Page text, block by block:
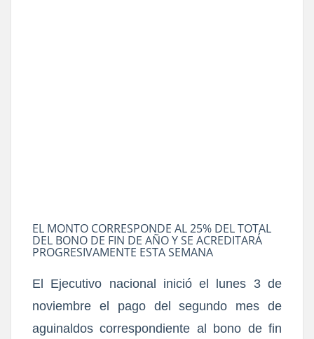
EL MONTO CORRESPONDE AL 25% DEL TOTAL
DEL BONO DE FIN DE AÑO Y SE ACREDITARÁ
PROGRESIVAMENTE ESTA SEMANA
El Ejecutivo nacional inició el lunes 3 de
noviembre el pago del segundo mes de
aguinaldos correspondiente al bono de fin